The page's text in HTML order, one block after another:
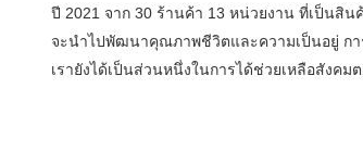
ปี 2021 จาก 30 ร้านค้า 13 หน่วยงาน ที่เป็นสิ
จะนำไปพัฒนาคุณภาพชีวิตและความเป็นอยู่ ก
เรายังได้เป็นส่วนหนึ่งในการได้ช่วยเหลือสังค